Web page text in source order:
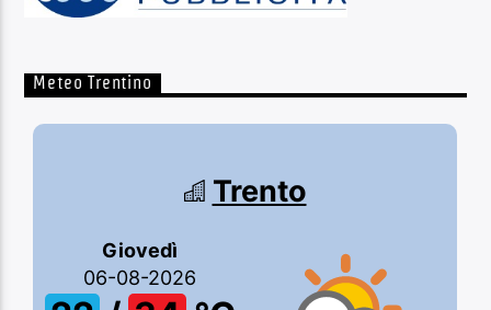
Meteo Trentino